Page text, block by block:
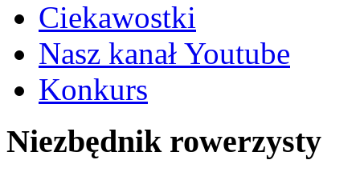
Ciekawostki
Nasz kanał Youtube
Konkurs
Niezbędnik rowerzysty